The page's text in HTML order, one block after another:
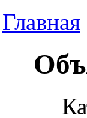
Главная